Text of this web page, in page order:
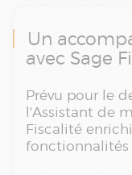
Un
avec Sage
Prévu pour le
l'Assistant de
Fiscalité
fonctionnalités